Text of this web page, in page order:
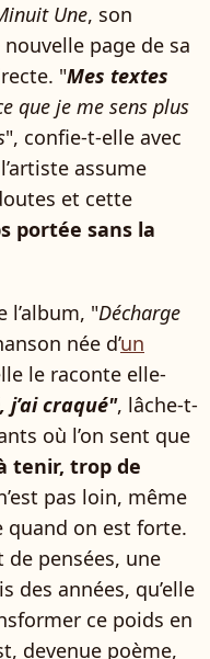
Une, son
page de sa
"Mes textes
que je me sens plus
", confie-t-elle avec
assume
et cette
portée sans la
l’album, "Décharge
née d’un
le raconte elle-
j’ai craqué", lâche-t-
où l’on sent que
tenir, trop de
pas loin, même
quand on est forte.
de pensées, une
des années, qu’elle
ce poids en
devenue poème,